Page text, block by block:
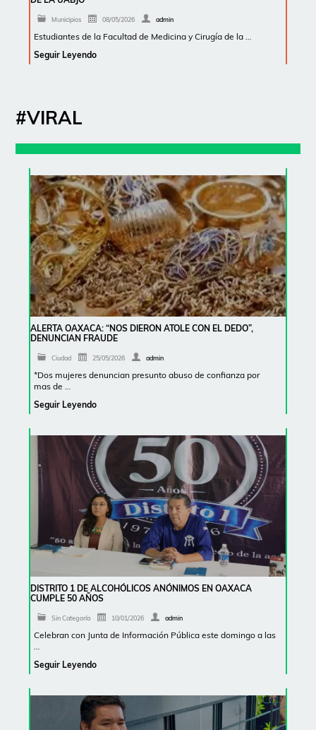
Municipios 08/05/2026 admin
Estudiantes de la Facultad de Medicina y Cirugía de la …
Seguir Leyendo
#VIRAL
ALERTA OAXACA: “NOS DIERON ATOLE CON EL DEDO”,
DENUNCIAN FRAUDE
Ciudad 25/05/2026 admin
*Dos mujeres denuncian presunto abuso de confianza por
mas de …
Seguir Leyendo
DISTRITO 1 DE ALCOHÓLICOS ANÓNIMOS EN OAXACA
CUMPLE 50 AÑOS
Sin Categoría 10/01/2026 admin
Celebran con Junta de Información Pública este domingo a las
…
Seguir Leyendo